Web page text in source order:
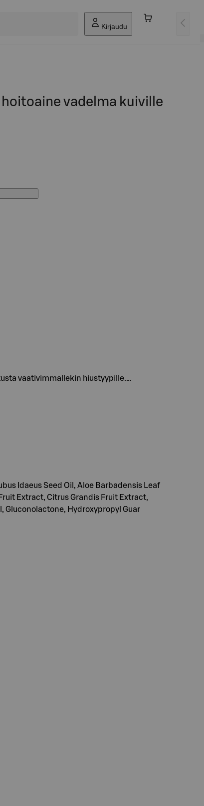
Kirjaudu
vadelma kuiville
vaativimmallekin hiustyypille.…
Idaeus Seed Oil, Aloe Barbadensis Leaf
Extract, Citrus Grandis Fruit Extract,
Gluconolactone, Hydroxypropyl Guar